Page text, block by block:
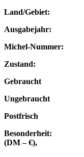
Land/Gebiet:
Michel-
Zustand:
Postfrisch
Besonderheit:
(DM – €),